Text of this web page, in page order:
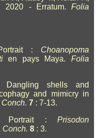
2020 - Erratum. Folia
: Choanopoma
en pays Maya. Folia
shells and
and mimicry in
7 : 7-13.
Portrait : Prisodon
Conch. 8 : 3.